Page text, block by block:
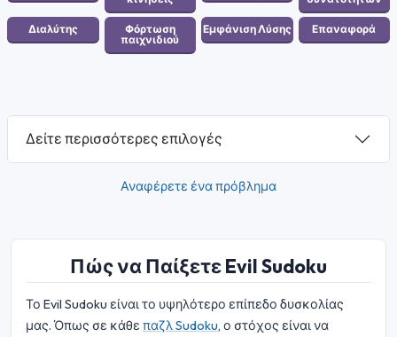
Δείτε περισσότερες επιλογές
Αναφέρετε ένα πρόβλημα
Πώς να Παίξετε Evil Sudoku
Το Evil Sudoku είναι το υψηλότερο επίπεδο δυσκολίας
μας. Όπως σε κάθε παζλ Sudoku, ο στόχος είναι να